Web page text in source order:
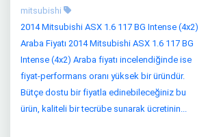
mitsubishi
2014 Mitsubishi ASX 1.6 117 BG Intense (4x2)
Araba Fiyatı 2014 Mitsubishi ASX 1.6 117 BG
Intense (4x2) Araba fiyatı incelendiğinde ise
fiyat-performans oranı yüksek bir üründür.
Bütçe dostu bir fiyatla edinebileceğiniz bu
ürün, kaliteli bir tecrübe sunarak ücretinin...